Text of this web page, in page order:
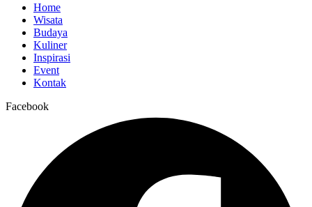
Home
Wisata
Budaya
Kuliner
Inspirasi
Event
Kontak
Facebook